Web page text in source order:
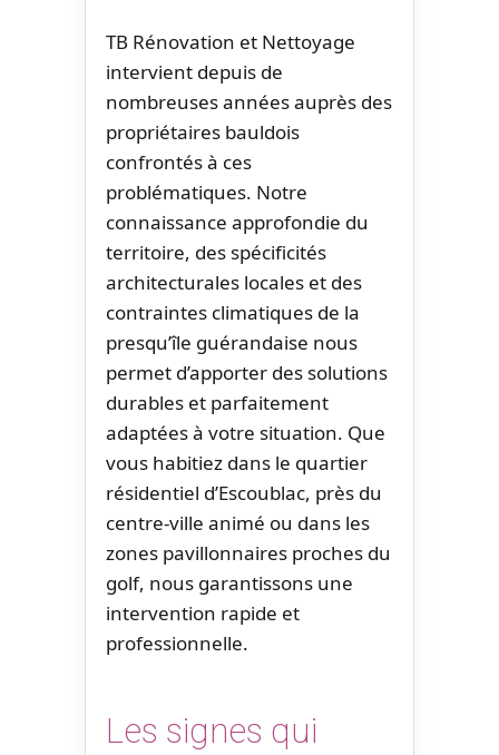
TB Rénovation et Nettoyage
intervient depuis de
nombreuses années auprès des
propriétaires bauldois
confrontés à ces
problématiques. Notre
connaissance approfondie du
territoire, des spécificités
architecturales locales et des
contraintes climatiques de la
presqu’île guérandaise nous
permet d’apporter des solutions
durables et parfaitement
adaptées à votre situation. Que
vous habitiez dans le quartier
résidentiel d’Escoublac, près du
centre-ville animé ou dans les
zones pavillonnaires proches du
golf, nous garantissons une
intervention rapide et
professionnelle.
Les signes qui